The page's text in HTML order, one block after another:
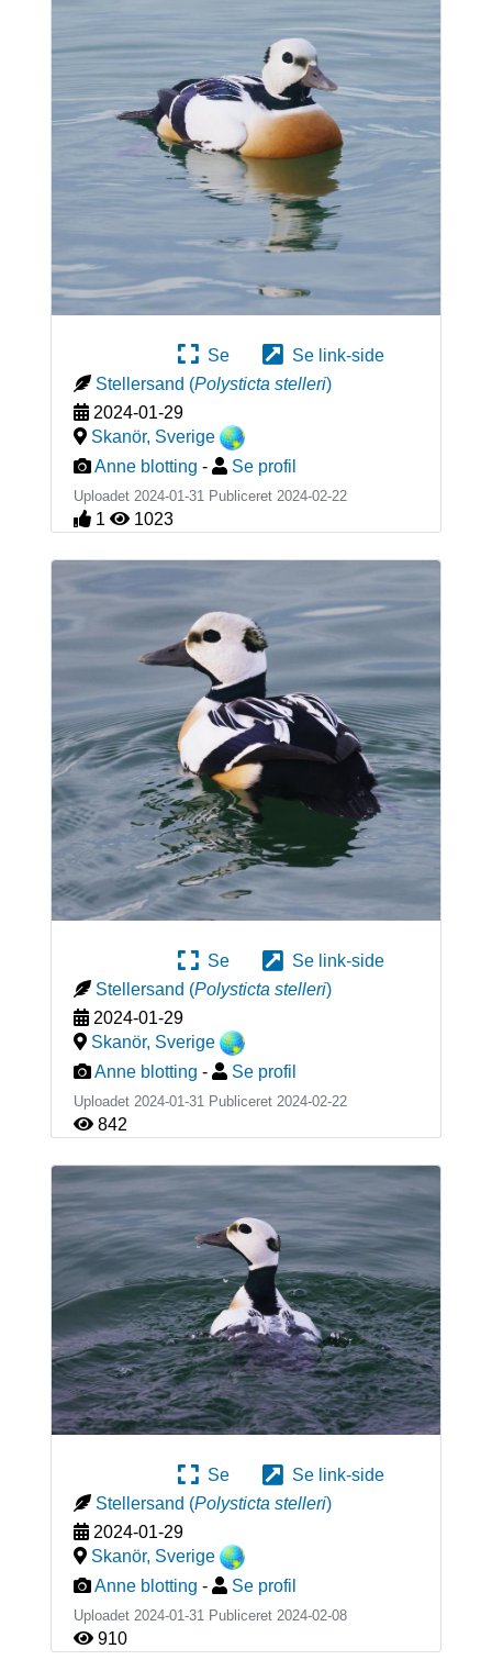
Se
Se link-side
Stellersand (Polysticta stelleri)
2024-01-29
Skanör, Sverige
Anne blotting - Se profil
Uploadet 2024-01-31 Publiceret 2024-02-22
1 1023
Se
Se link-side
Stellersand (Polysticta stelleri)
2024-01-29
Skanör, Sverige
Anne blotting - Se profil
Uploadet 2024-01-31 Publiceret 2024-02-22
842
Se
Se link-side
Stellersand (Polysticta stelleri)
2024-01-29
Skanör, Sverige
Anne blotting - Se profil
Uploadet 2024-01-31 Publiceret 2024-02-08
910